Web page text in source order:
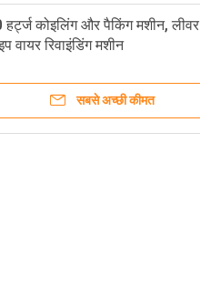
हर्ट्ज कोइलिंग और पैकिंग मशीन, लीवर
वायर रिवाइंडिंग मशीन
सबसे अच्छी कीमत